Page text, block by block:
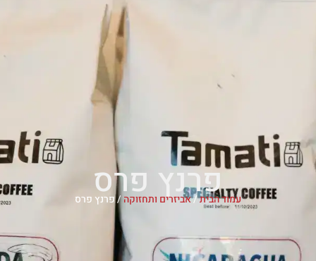
פרנץ פרס
עמוד הבית/אביזרים ותחזוקה/ פרנץ פרס